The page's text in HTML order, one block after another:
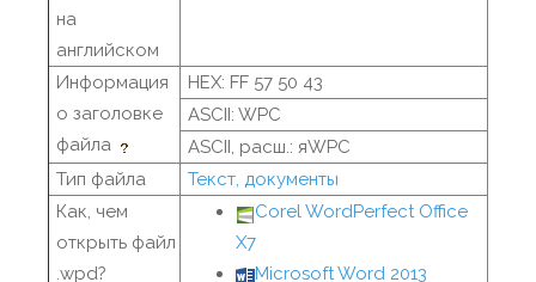
на
английском
Информация
о заголовке
файла
HEX: FF 57 50 43
ASCII: WPC
ASCII, расш.: яWPC
Тип файла
Текст, документы
Как, чем
открыть файл
.wpd?
Corel WordPerfect Office
X7
Microsoft Word 2013